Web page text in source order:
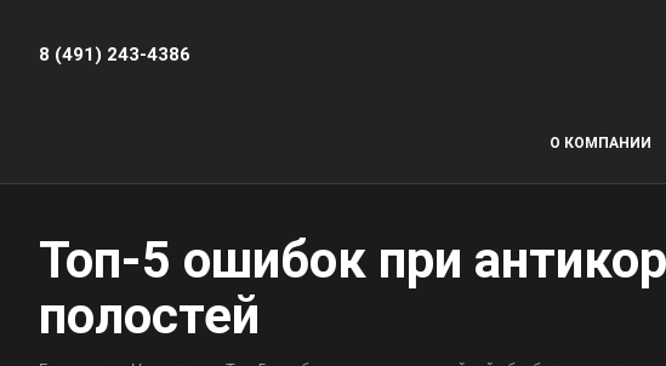
8 (491) 243-4386
О КОМПАНИИ
Топ-5 ошибок при
полостей